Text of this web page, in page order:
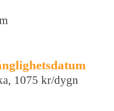
1075 kr/dygn